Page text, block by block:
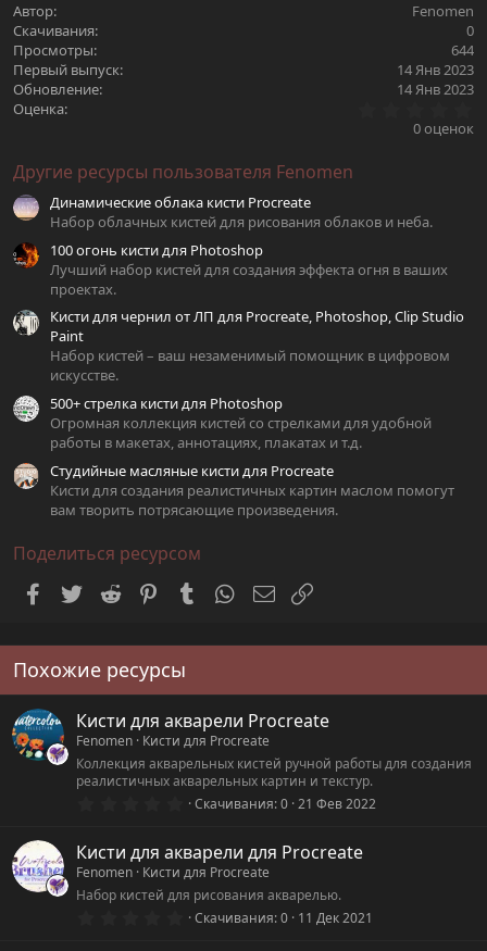
Автор
Fenomen
Скачивания
0
Просмотры
644
Первый выпуск
14 Янв 2023
Обновление
14 Янв 2023
Оценка
0
0 оценок
Другие ресурсы пользователя Fenomen
Динамические облака кисти Procreate
Набор облачных кистей для рисования облаков и неба.
100 огонь кисти для Photoshop
Лучший набор кистей для создания эффекта огня в ваших
проектах.
Кисти для чернил от ЛП для Procreate, Photoshop, Clip Studio
Paint
Набор кистей – ваш незаменимый помощник в цифровом
искусстве.
500+ стрелка кисти для Photoshop
Огромная коллекция кистей со стрелками для удобной
работы в макетах, аннотациях, плакатах и т.д.
Студийные масляные кисти для Procreate
Кисти для создания реалистичных картин маслом помогут
вам творить потрясающие произведения.
Поделиться ресурсом
Facebook
Twitter Reddit PinterestTumblrWhatsAppЭлектронная почта
Похожие ресурсы
Кисти для акварели Procreate
Fenomen Кисти для Procreate
Коллекция акварельных кистей ручной работы для создания
реалистичных акварельных картин и текстур.
0
0
з
в
ё
д
Скачивания 0 21 Фев 2022
Кисти для акварели для Procreate
Fenomen Кисти для Procreate
Набор кистей для рисования акварелью.
0Скачивания 0 11 Дек 2021